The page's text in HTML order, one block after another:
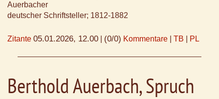
Auerbacher
deutscher Schriftsteller; 1812-1882
Zitante 05.01.2026, 12.00 (0/0) Kommentare TB PL
Berthold Auerbach, Spruch